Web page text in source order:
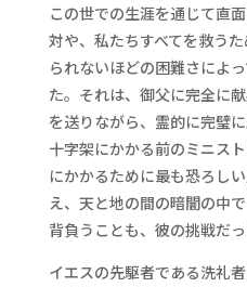
この世での生涯を通じて直
対や、私たちすべてを救う
られないほどの困難さによ
た。それは、御父に完全に
を送りながら、霊的に完璧
十字架にかかる前のミニス
にかかるために最も恐ろし
え、天と地の間の暗闇の中
背負うことも、彼の挑戦だっ
イエスの先駆者である洗礼